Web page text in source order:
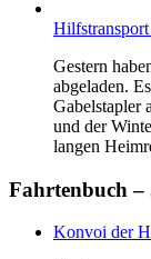
Gestern
abgeladen.
Gabelstapler
und der
langen
Fahrtenbuch
Konvoi der